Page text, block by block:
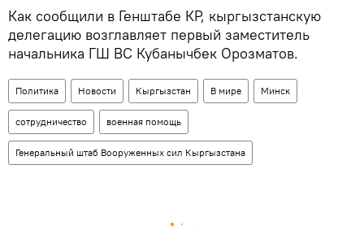
Как сообщили в Генштабе КР, кыргызстанскую
делегацию возглавляет первый заместитель
начальника ГШ ВС Кубанычбек Орозматов.
Политика Новости Кыргызстан В мире Минск
сотрудничество военная помощь
Генеральный штаб Вооруженных сил Кыргызстана